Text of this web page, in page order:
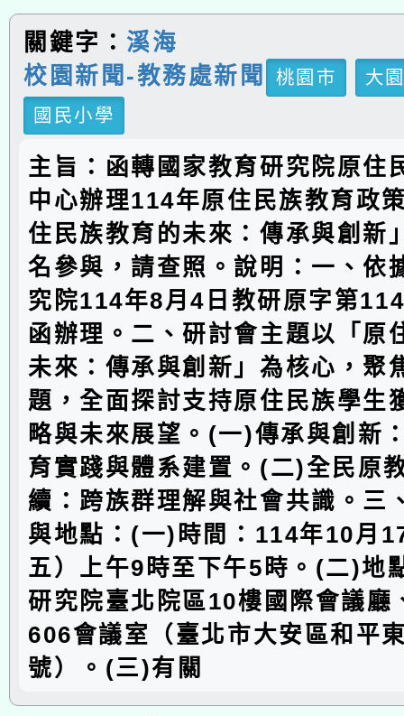
關鍵字： 溪海
校園新聞-教務處新聞
桃園市
大
國民小學
主旨：函轉國家教育研究院原住
中心辦理114年原住民族教育政
住民族教育的未來：傳承與創新
名參與，請查照。說明：一、依
究院114年8月4日教研原字第
函辦理。二、研討會主題以「原
未來：傳承與創新」為核心，聚
題，全面探討支持原住民族學生
略與未來展望。(一)傳承與創新
育實踐與體系建置。(二)全民原
續：跨族群理解與社會共識。三
與地點：(一)時間：114年10月
五）上午9時至下午5時。(二)地
研究院臺北院區10樓國際會議廳
606會議室（臺北市大安區和平
號）。(三)有關